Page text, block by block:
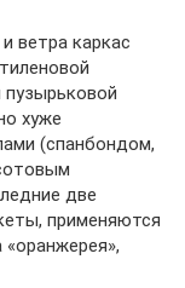
ветра каркас
пузырьковой
хуже
(спанбондом,
две
применяются